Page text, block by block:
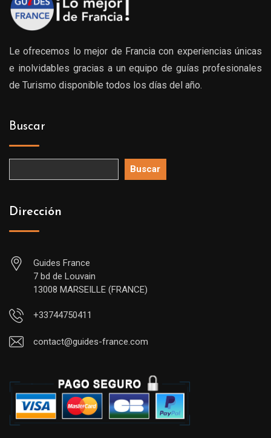
Le ofrecemos lo mejor de Francia con experiencias únicas
e inolvidables gracias a un equipo de guías profesionales
de Turismo disponible todos los días del año.
Buscar
Buscar
Dirección
Guides France
7 bd de Louvain
13008 MARSEILLE (FRANCE)
+33744750411
contact@guides-france.com